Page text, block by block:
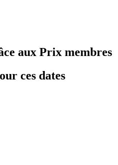
aux Prix membres
ces dates